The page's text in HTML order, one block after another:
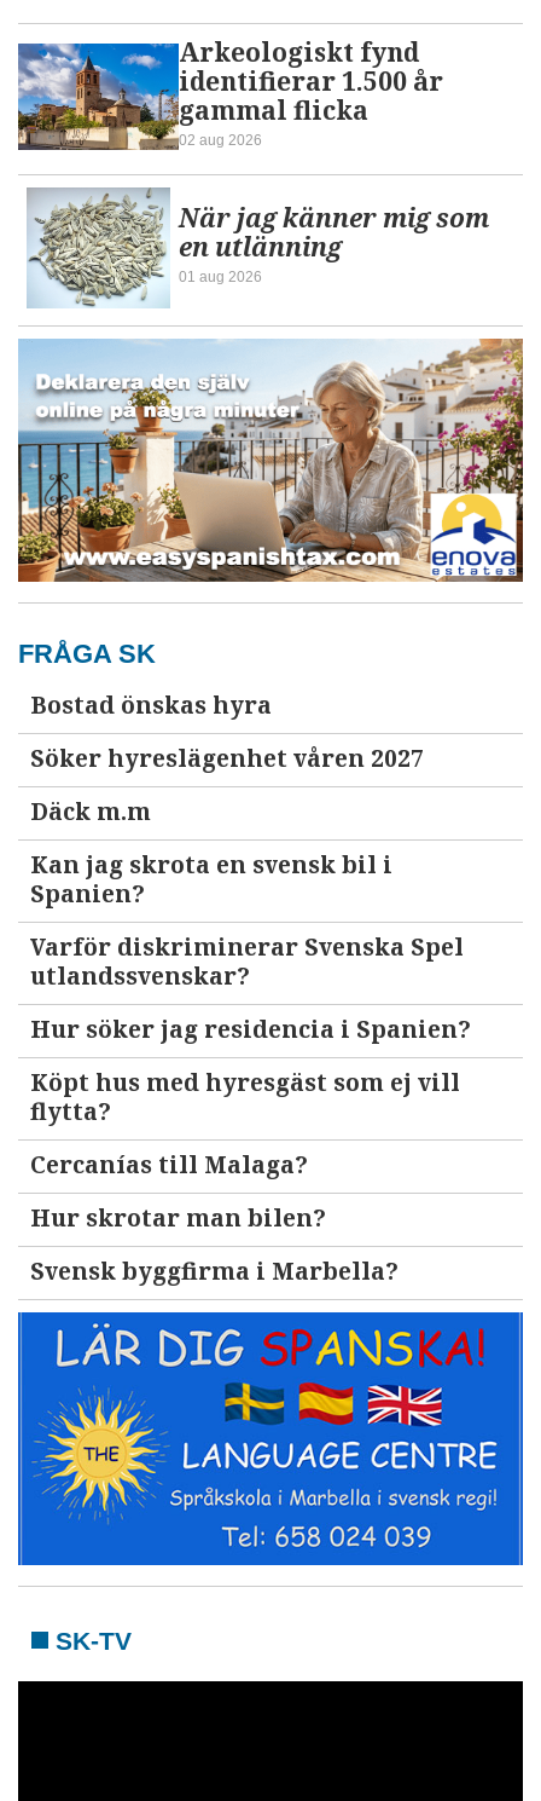
Arkeologiskt fynd
identifierar 1.500 år
gammal flicka
02 aug 2026
När jag känner mig som
en utlänning
01 aug 2026
FRÅGA SK
Bostad önskas hyra
Söker hyreslägenhet våren 2027
Däck m.m
Kan jag skrota en svensk bil i
Spanien?
Varför diskriminerar Svenska Spel
utlandssvenskar?
Hur söker jag residencia i Spanien?
Köpt hus med hyresgäst som ej vill
flytta?
Cercanías till Malaga?
Hur skrotar man bilen?
Svensk byggfirma i Marbella?
SK-TV